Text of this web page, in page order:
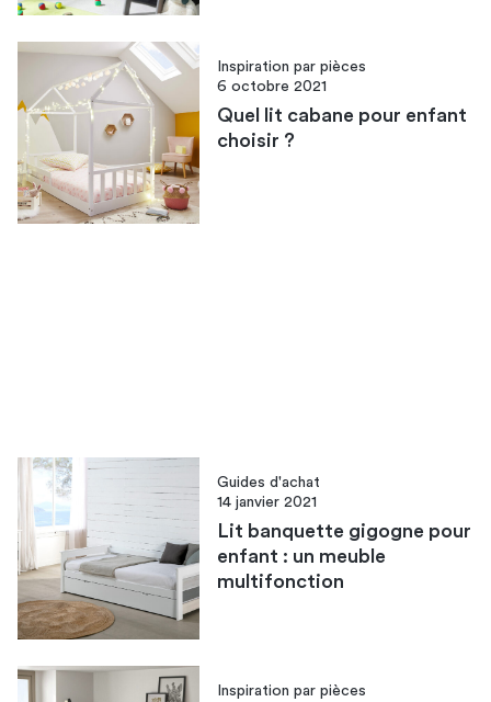
Inspiration par pièces
6 octobre 2021
Quel lit cabane pour enfant
choisir ?
Guides d'achat
14 janvier 2021
Lit banquette gigogne pour
enfant : un meuble
multifonction
Inspiration par pièces